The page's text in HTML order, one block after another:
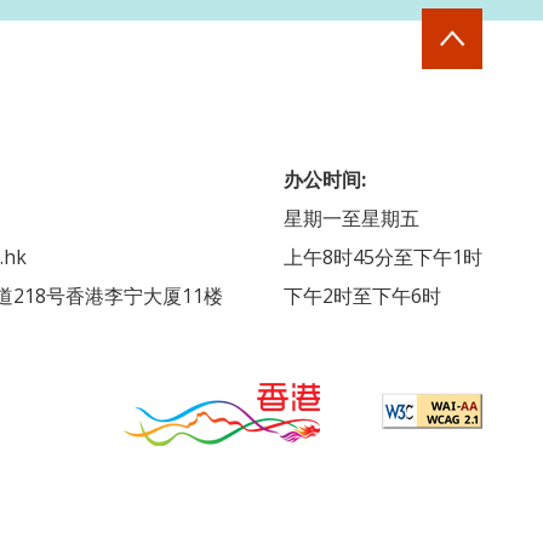
218号香港李宁大厦11楼
办公时间:
星期一至星期五
上午8时45分至下午1时
下午2时至下午6时